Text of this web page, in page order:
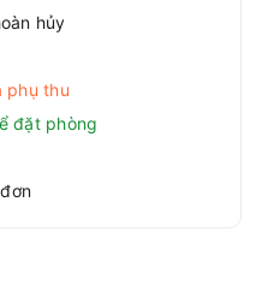
hủy
phụ thu
đặt phòng